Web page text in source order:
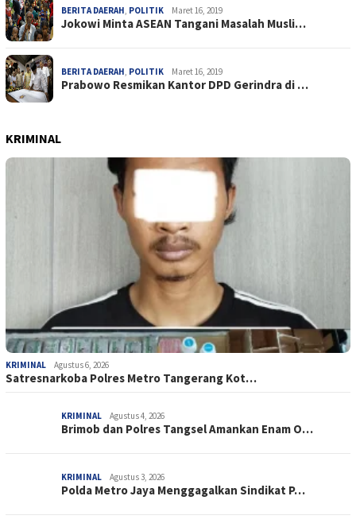
BERITA DAERAH, POLITIK Maret 16, 2019
Jokowi Minta ASEAN Tangani Masalah Musli…
BERITA DAERAH, POLITIK Maret 16, 2019
Prabowo Resmikan Kantor DPD Gerindra di …
KRIMINAL
KRIMINAL Agustus 6, 2026
Satresnarkoba Polres Metro Tangerang Kot…
KRIMINAL Agustus 4, 2026
Brimob dan Polres Tangsel Amankan Enam O…
KRIMINAL Agustus 3, 2026
Polda Metro Jaya Menggagalkan Sindikat P…